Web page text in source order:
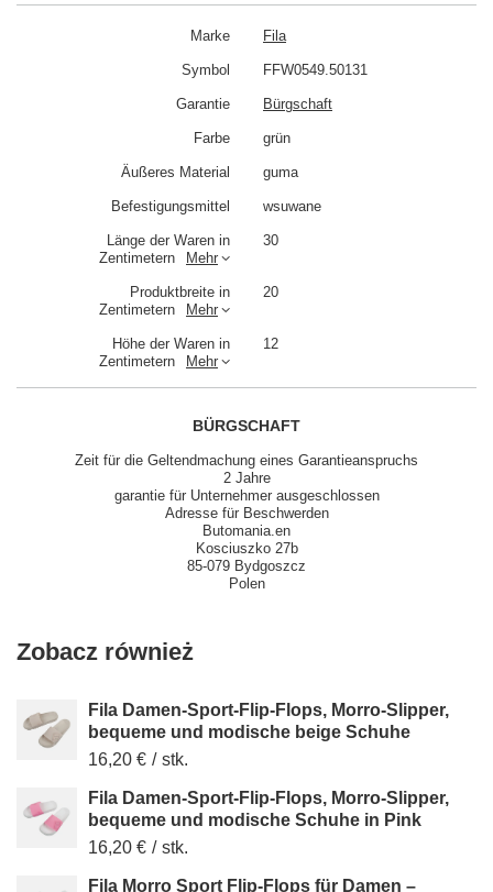
Marke Fila
Symbol FFW0549.50131
Garantie Bürgschaft
Farbe grün
Äußeres Material guma
Befestigungsmittel wsuwane
Länge der Waren in
Zentimetern
Mehr
30
Produktbreite in
Zentimetern
Mehr
20
Höhe der Waren in
Zentimetern
Mehr
12
BÜRGSCHAFT
Zeit für die Geltendmachung eines Garantieanspruchs
2 Jahre
garantie für Unternehmer ausgeschlossen
Adresse für Beschwerden
Butomania.en
Kosciuszko 27b
85-079 Bydgoszcz
Polen
Zobacz również
Fila Damen-Sport-Flip-Flops, Morro-Slipper,
bequeme und modische beige Schuhe
16,20 € / stk.
Fila Damen-Sport-Flip-Flops, Morro-Slipper,
bequeme und modische Schuhe in Pink
16,20 € / stk.
Fila Morro Sport Flip-Flops für Damen –